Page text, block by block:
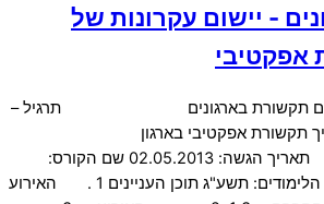
- יישום עקרונות של
אפקטיבי
עסקים תקשורת בארגונים תרגיל –
תקשורת אפקטיבי בארגון
תאריך הגשה: 02.05.2013 שם הקורס:
תקשורת בארגונים שנת הלימודים: תשע"ג תוכן העניינים 1 . האירוע